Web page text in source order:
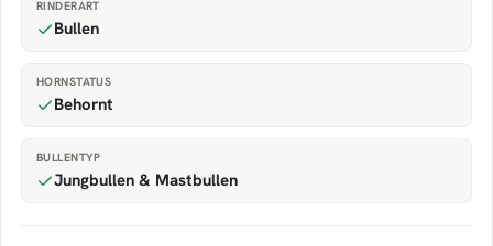
RINDERART
Bullen
HORNSTATUS
Behornt
BULLENTYP
Jungbullen & Mastbullen